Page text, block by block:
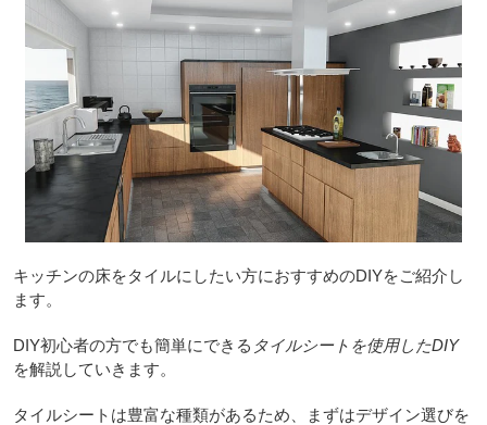
キッチンの床をタイルにしたい方におすすめのDIYをご紹介し
ます。
DIY初心者の方でも簡単にできる タイルシートを使用したDIY
を解説していきます。
タイルシートは豊富な種類があるため、まずはデザイン選びを